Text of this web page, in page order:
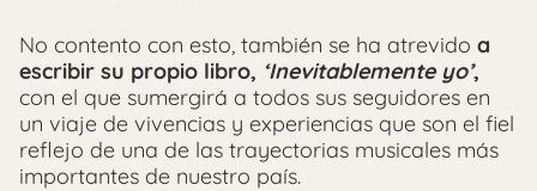
No contento con esto, también se ha atrevido a
escribir su propio libro, ‘Inevitablemente yo’,
con el que sumergirá a todos sus seguidores en
un viaje de vivencias y experiencias que son el fiel
reflejo de una de las trayectorias musicales más
importantes de nuestro país.